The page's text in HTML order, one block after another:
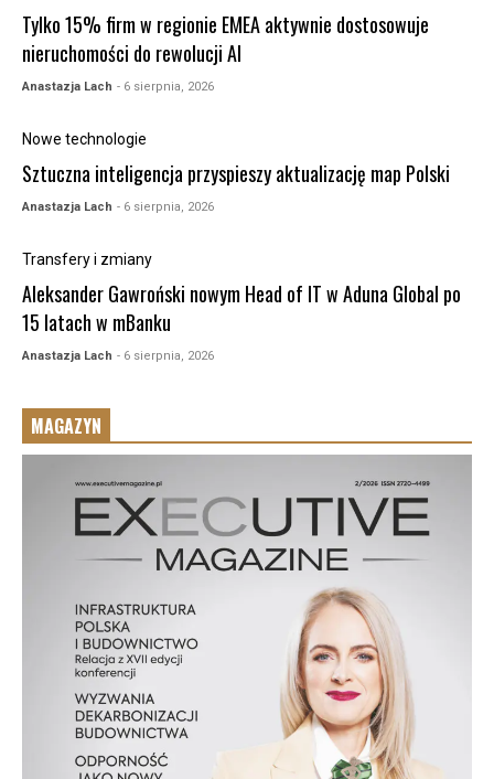
Tylko 15% firm w regionie EMEA aktywnie dostosowuje
nieruchomości do rewolucji AI
Anastazja Lach - 6 sierpnia, 2026
Nowe technologie
Sztuczna inteligencja przyspieszy aktualizację map Polski
Anastazja Lach - 6 sierpnia, 2026
Transfery i zmiany
Aleksander Gawroński nowym Head of IT w Aduna Global po
15 latach w mBanku
Anastazja Lach - 6 sierpnia, 2026
MAGAZYN